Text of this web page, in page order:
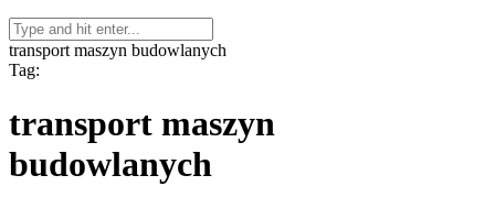
transport maszyn budowlanych
Tag:
transport maszyn
budowlanych